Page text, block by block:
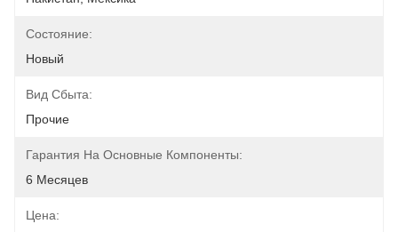
Состояние:
Новый
Вид Сбыта:
Прочие
Гарантия На Основные Компоненты:
6 Месяцев
Цена: